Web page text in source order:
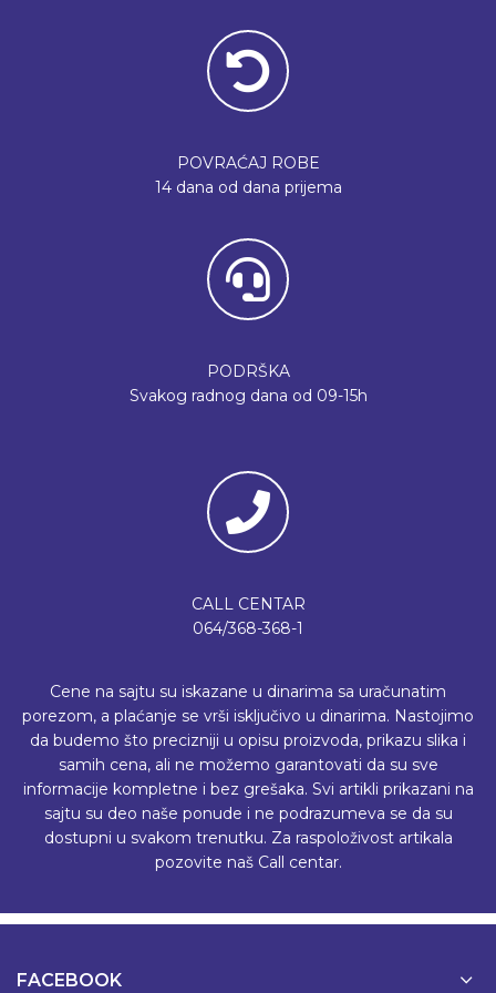
POVRAĆAJ ROBE
14 dana od dana prijema
PODRŠKA
Svakog radnog dana od 09-15h
CALL CENTAR
064/368-368-1
Cene na sajtu su iskazane u dinarima sa uračunatim
porezom, a plaćanje se vrši isključivo u dinarima. Nastojimo
da budemo što precizniji u opisu proizvoda, prikazu slika i
samih cena, ali ne možemo garantovati da su sve
informacije kompletne i bez grešaka. Svi artikli prikazani na
sajtu su deo naše ponude i ne podrazumeva se da su
dostupni u svakom trenutku. Za raspoloživost artikala
pozovite naš Call centar.
FACEBOOK